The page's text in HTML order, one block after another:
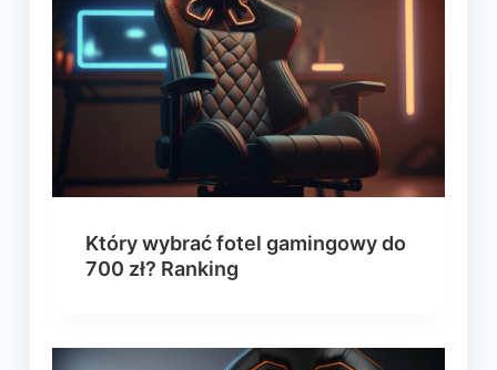
Który wybrać fotel gamingowy do
700 zł? Ranking